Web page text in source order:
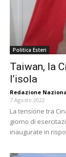
Politica Esteri
Taiwan, la
l’isola
Redazione
7 Agosto 2022
La tensione tra
giorno di
inaugurate in